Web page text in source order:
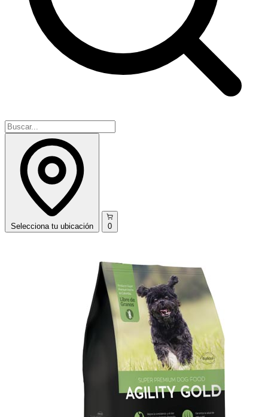
Selecciona tu ubicación 0